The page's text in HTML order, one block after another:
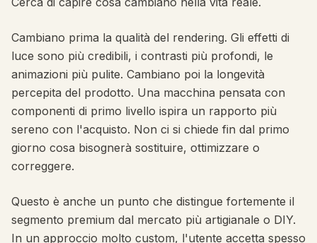
Cambiano prima la qualità del rendering. Gli effetti di
luce sono più credibili, i contrasti più profondi, le
animazioni più pulite. Cambiano poi la longevità
percepita del prodotto. Una macchina pensata con
componenti di primo livello ispira un rapporto più
sereno con l'acquisto. Non ci si chiede fin dal primo
giorno cosa bisognerà sostituire, ottimizzare o
correggere.
Questo è anche un punto che distingue fortemente il
segmento premium dal mercato più artigianale o DIY.
In un approccio molto custom, l'utente accetta spesso